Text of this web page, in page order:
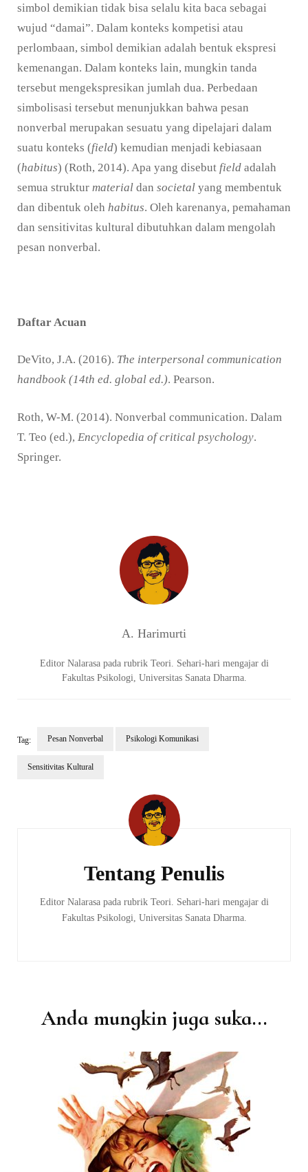
simbol demikian tidak bisa selalu kita baca sebagai
wujud “damai”. Dalam konteks kompetisi atau
perlombaan, simbol demikian adalah bentuk ekspresi
kemenangan. Dalam konteks lain, mungkin tanda
tersebut mengekspresikan jumlah dua. Perbedaan
simbolisasi tersebut menunjukkan bahwa pesan
nonverbal merupakan sesuatu yang dipelajari dalam
suatu konteks (field) kemudian menjadi kebiasaan
(habitus) (Roth, 2014). Apa yang disebut field adalah
semua struktur material dan societal yang membentuk
dan dibentuk oleh habitus. Oleh karenanya, pemahaman
dan sensitivitas kultural dibutuhkan dalam mengolah
pesan nonverbal.
Daftar Acuan
DeVito, J.A. (2016). The interpersonal communication
handbook (14th ed. global ed.). Pearson.
Roth, W-M. (2014). Nonverbal communication. Dalam
T. Teo (ed.), Encyclopedia of critical psychology.
Springer.
A. Harimurti
Editor Nalarasa pada rubrik Teori. Sehari-hari mengajar di
Fakultas Psikologi, Universitas Sanata Dharma.
Tag: Pesan Nonverbal Psikologi Komunikasi
Sensitivitas Kultural
Tentang Penulis
Editor Nalarasa pada rubrik Teori. Sehari-hari mengajar di
Fakultas Psikologi, Universitas Sanata Dharma.
Anda mungkin juga suka...